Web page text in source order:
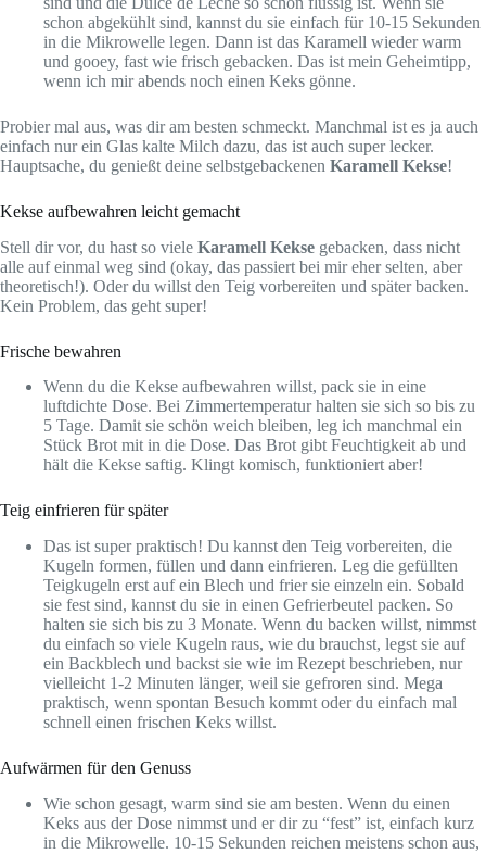
schon abgekühlt sind, kannst du sie einfach für 10-15 Sekunden
in die Mikrowelle legen. Dann ist das Karamell wieder warm
und gooey, fast wie frisch gebacken. Das ist mein Geheimtipp,
wenn ich mir abends noch einen Keks gönne.
Probier mal aus, was dir am besten schmeckt. Manchmal ist es ja auch
einfach nur ein Glas kalte Milch dazu, das ist auch super lecker.
Hauptsache, du genießt deine selbstgebackenen Karamell Kekse!
Kekse aufbewahren leicht gemacht
Stell dir vor, du hast so viele Karamell Kekse gebacken, dass nicht
alle auf einmal weg sind (okay, das passiert bei mir eher selten, aber
theoretisch!). Oder du willst den Teig vorbereiten und später backen.
Kein Problem, das geht super!
Frische bewahren
Wenn du die Kekse aufbewahren willst, pack sie in eine
luftdichte Dose. Bei Zimmertemperatur halten sie sich so bis zu
5 Tage. Damit sie schön weich bleiben, leg ich manchmal ein
Stück Brot mit in die Dose. Das Brot gibt Feuchtigkeit ab und
hält die Kekse saftig. Klingt komisch, funktioniert aber!
Teig einfrieren für später
Das ist super praktisch! Du kannst den Teig vorbereiten, die
Kugeln formen, füllen und dann einfrieren. Leg die gefüllten
Teigkugeln erst auf ein Blech und frier sie einzeln ein. Sobald
sie fest sind, kannst du sie in einen Gefrierbeutel packen. So
halten sie sich bis zu 3 Monate. Wenn du backen willst, nimmst
du einfach so viele Kugeln raus, wie du brauchst, legst sie auf
ein Backblech und backst sie wie im Rezept beschrieben, nur
vielleicht 1-2 Minuten länger, weil sie gefroren sind. Mega
praktisch, wenn spontan Besuch kommt oder du einfach mal
schnell einen frischen Keks willst.
Aufwärmen für den Genuss
Wie schon gesagt, warm sind sie am besten. Wenn du einen
Keks aus der Dose nimmst und er dir zu “fest” ist, einfach kurz
in die Mikrowelle. 10-15 Sekunden reichen meistens schon aus,